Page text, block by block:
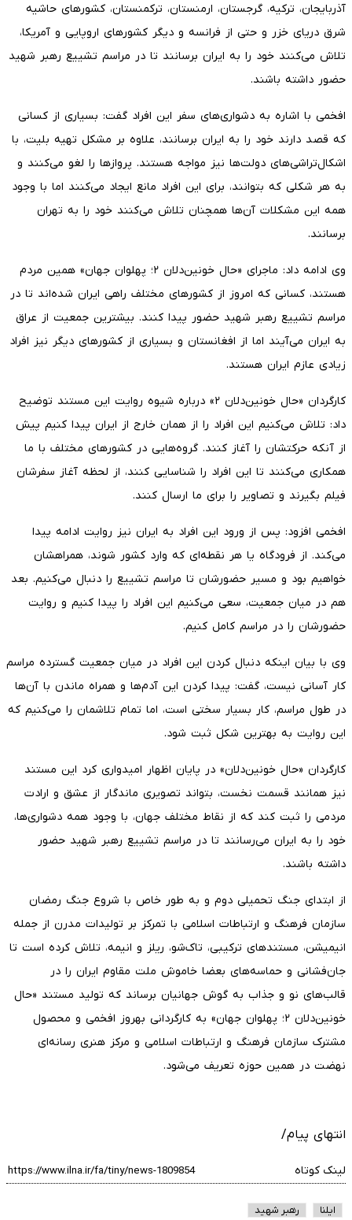
آذربایجان، ترکیه، گرجستان، ارمنستان، ترکمنستان، کشورهای حاشیه
شرق دریای خزر و حتی از فرانسه و دیگر کشورهای اروپایی و آمریکا،
تلاش می‌کنند خود را به ایران برسانند تا در مراسم تشییع رهبر شهید
حضور داشته باشند.
افخمی با اشاره به دشواری‌های سفر این افراد گفت: بسیاری از کسانی
که قصد دارند خود را به ایران برسانند، علاوه بر مشکل تهیه بلیت، با
اشکال‌تراشی‌های دولت‌ها نیز مواجه هستند. پروازها را لغو می‌کنند و
به هر شکلی که بتوانند، برای این افراد مانع ایجاد می‌کنند اما با وجود
همه این مشکلات آن‌ها همچنان تلاش می‌کنند خود را به تهران
برسانند.
وی ادامه داد: ماجرای «حال خونین‌دلان ۲؛ پهلوان جهان» همین مردم
هستند، کسانی که امروز از کشورهای مختلف راهی ایران شده‌اند تا در
مراسم تشییع رهبر شهید حضور پیدا کنند. بیشترین جمعیت از عراق
به ایران می‌آیند اما از افغانستان و بسیاری از کشورهای دیگر نیز افراد
زیادی عازم ایران هستند.
کارگردان «حال خونین‌دلان ۲» درباره شیوه روایت این مستند توضیح
داد: تلاش می‌کنیم این افراد را از همان خارج از ایران پیدا کنیم پیش
از آنکه حرکتشان را آغاز کنند. گروه‌هایی در کشورهای مختلف با ما
همکاری می‌کنند تا این افراد را شناسایی کنند، از لحظه آغاز سفرشان
فیلم بگیرند و تصاویر را برای ما ارسال کنند.
افخمی افزود: پس از ورود این افراد به ایران نیز روایت ادامه پیدا
می‌کند. از فرودگاه یا هر نقطه‌ای که وارد کشور شوند، همراهشان
خواهیم بود و مسیر حضورشان تا مراسم تشییع را دنبال می‌کنیم. بعد
هم در میان جمعیت، سعی می‌کنیم این افراد را پیدا کنیم و روایت
حضورشان را در مراسم کامل کنیم.
وی با بیان اینکه دنبال کردن این افراد در میان جمعیت گسترده مراسم
کار آسانی نیست، گفت: پیدا کردن این آدم‌ها و همراه ماندن با آن‌ها
در طول مراسم، کار بسیار سختی است، اما تمام تلاشمان را می‌کنیم که
این روایت به بهترین شکل ثبت شود.
کارگردان «حال خونین‌دلان» در پایان اظهار امیدواری کرد این مستند
نیز همانند قسمت نخست، بتواند تصویری ماندگار از عشق و ارادت
مردمی را ثبت کند که از نقاط مختلف جهان، با وجود همه دشواری‌ها،
خود را به ایران می‌رسانند تا در مراسم تشییع رهبر شهید حضور
داشته باشند.
از ابتدای جنگ تحمیلی دوم و به طور خاص با شروع جنگ رمضان
سازمان فرهنگ و ارتباطات اسلامی با تمرکز بر تولیدات مدرن از جمله
انیمیشن، مستندهای ترکیبی، تاک‌شو، ریلز و انیمه، تلاش کرده است تا
جان‌فشانی و حماسه‌های بعضا خاموش ملت مقاوم ایران را در
قالب‌های نو و جذاب به گوش جهانیان برساند که تولید مستند «حال
خونین‌دلان ۲؛ پهلوان جهان» به کارگردانی بهروز افخمی و محصول
مشترک سازمان فرهنگ و ارتباطات اسلامی و مرکز هنری رسانه‌ای
نهضت در همین حوزه تعریف می‌شود.
انتهای پیام/
لینک کوتاه
ایلنا رهبر شهید